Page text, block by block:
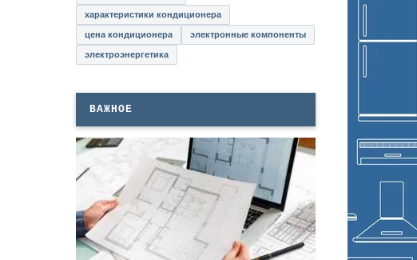
характеристики кондиционера
цена кондиционера электронные компоненты
электроэнергетика
ВАЖНОЕ